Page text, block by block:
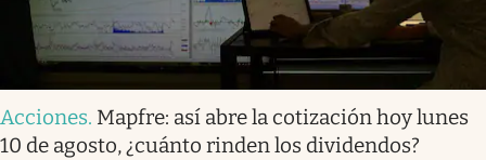
Acciones. Mapfre: así abre la cotización hoy lunes
10 de agosto, ¿cuánto rinden los dividendos?